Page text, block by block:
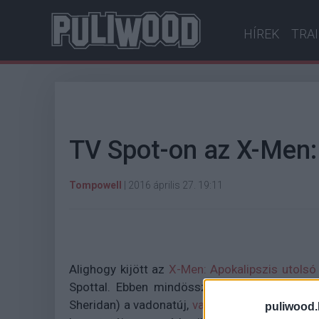
HÍREK
TV Spot-on az X-
Tompowell 2016 április 27. 19:11
Alighogy kijött az X-Men: Apokalipszis
Spottal. Ebben mindössze egy új képsor
Sheridan) a vadonatúj,valójában